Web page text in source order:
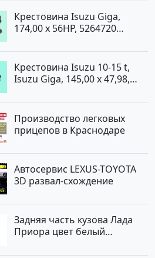
Крестовина Isuzu Giga,
174,00 x 56HP, 5264720
Крестовина Isuzu 10-15 t,
Isuzu Giga, 145,00 x 47,98,
Производство легковых
прицепов в Краснодаре
Автосервис LEXUS-TOYOTA
3D развал-схождение
Задняя часть кузова Лада
Приора цвет белый